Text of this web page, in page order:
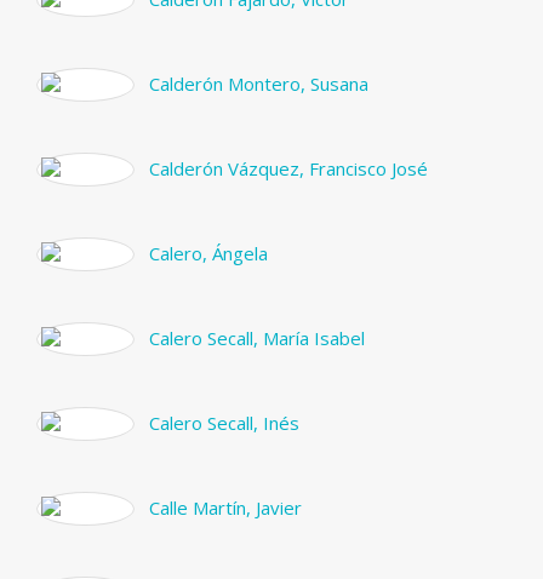
Calderón Montero, Susana
Calderón Vázquez, Francisco José
Calero, Ángela
Calero Secall, María Isabel
Calero Secall, Inés
Calle Martín, Javier